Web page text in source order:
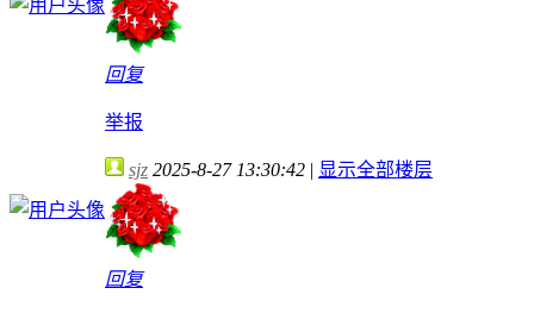
回复
举报
sjz 2025-8-27 13:30:42 | 显示全部楼层
回复